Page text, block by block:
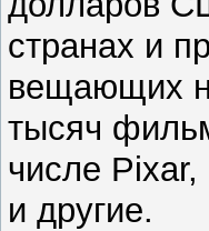
странах и
вещающих
тысяч
числе
и другие.